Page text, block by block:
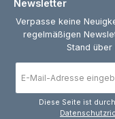
Newsletter
Verpasse keine
regelmäßigen
Stand über
Mail-
*
Diese Seite ist